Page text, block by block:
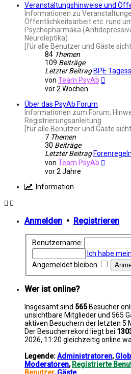
Veranstaltungshinweise und
Informationen zu
Öffentlichkeitsarbeit etc. rund
Psychopharmaka
Neuroleptika)
[für alle Benutzer und Gäste
84 Themen
109 Beiträge
Letzter Beitrag BPE
von Team PsyAb
vor 2 Wochen
Über das PsyAb Forum
Informationen zum Forum,
Registrierungsanleitung
[für alle Benutzer und Gäste
7 Themen
30 Beiträge
Letzter Beitrag
von Team PsyAb
vor 2 Jahre
Information
Anmelden • Registrieren
Benutzername:
Ich habe
Angemeldet bleiben
Wer ist online?
Insgesamt sind 565Besucher
unsichtbare Mitglieder und 565
aktiven Besuchern der letzten 5
Der Besucherrekord liegt bei
2026, 11:20 gleichzeitig online
Legende:Administratoren,
Moderatoren, Registrierte
Benutzer,Gäste